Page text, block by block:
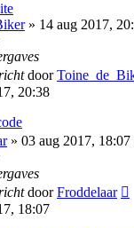
» 14 aug 2017,
door
20:38
» 03 aug 2017, 18:07
doorFroddelaar
18:07